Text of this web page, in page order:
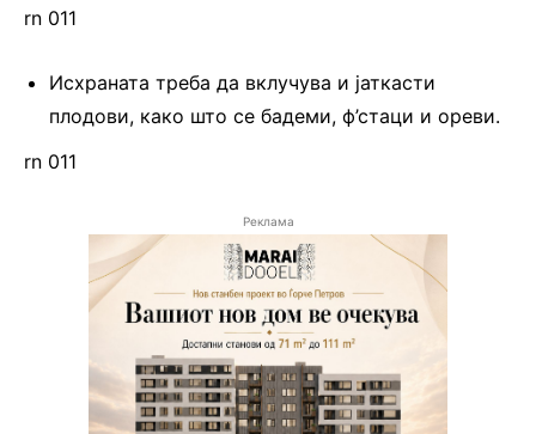
rn 011
Исхраната треба да вклучува и јаткасти
плодови, како што се бадеми, ф’стаци и ореви.
rn 011
Реклама